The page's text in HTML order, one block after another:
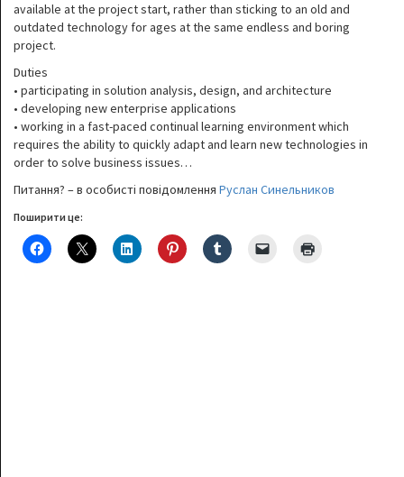
available at the project start, rather than sticking to an old and
outdated technology for ages at the same endless and boring
project.
Duties
• participating in solution analysis, design, and architecture
• developing new enterprise applications
• working in a fast-paced continual learning environment which
requires the ability to quickly adapt and learn new technologies in
order to solve business issues…
Питання? – в особисті повідомлення Руслан Синельников
Поширити це: